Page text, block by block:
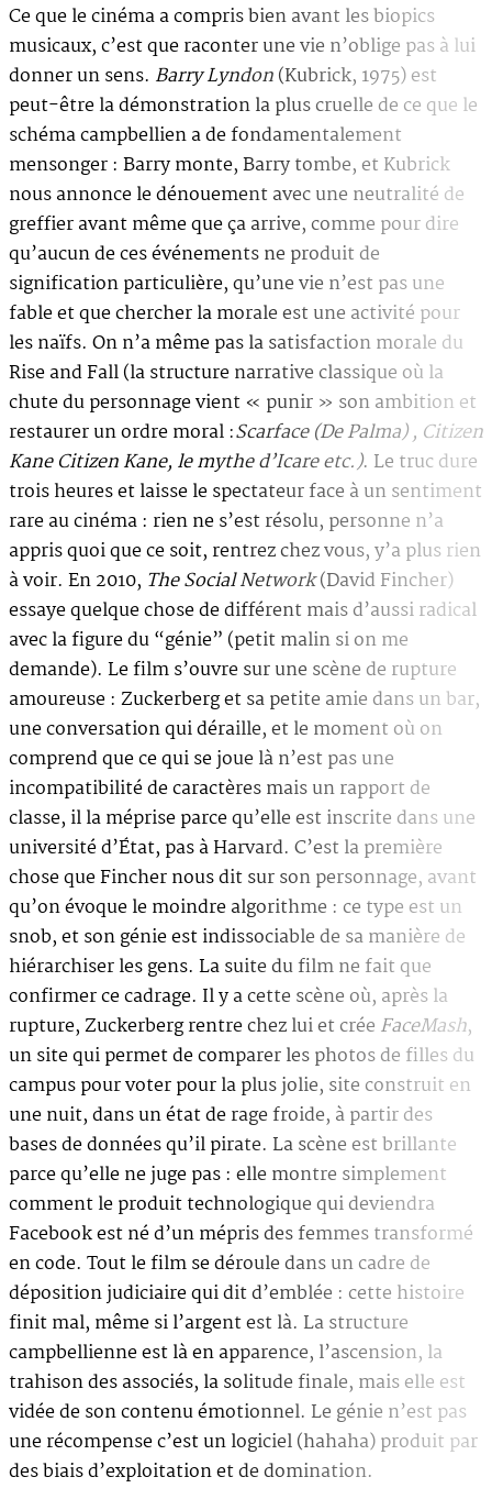
Ce que le cinéma a compris bien avant les biopics
musicaux, c’est que raconter une vie n’oblige pas à lui
donner un sens. Barry Lyndon(Kubrick, 1975) est
peut-être la démonstration la plus cruelle de ce que le
schéma campbellien a de fondamentalement
mensonger : Barry monte, Barry tombe, et Kubrick
nous annonce le dénouement avec une neutralité de
greffier avant même que ça arrive, comme pour dire
qu’aucun de ces événements ne produit de
signification particulière, qu’une vie n’est pas une
fable et que chercher la morale est une activité pour
les naïfs. On n’a même pas la satisfaction morale du
Rise and Fall (la structure narrative classique où la
chute du personnage vient « punir » son ambition et
restaurer un ordre moral :Scarface (De Palma) , Citizen
Kane Citizen Kane, le mythe d’Icare etc.). Le truc dure
trois heures et laisse le spectateur face à un sentiment
rare au cinéma : rien ne s’est résolu, personne n’a
appris quoi que ce soit, rentrez chez vous, y’a plus rien
à voir. En 2010, The Social Network(David Fincher)
essaye quelque chose de différent mais d’aussi radical
avec la figure du “génie” (petit malin si on me
demande). Le film s’ouvre sur une scène de rupture
amoureuse : Zuckerberg et sa petite amie dans un bar,
une conversation qui déraille, et le moment où on
comprend que ce qui se joue là n’est pas une
incompatibilité de caractères mais un rapport de
classe, il la méprise parce qu’elle est inscrite dans une
université d’État, pas à Harvard. C’est la première
chose que Fincher nous dit sur son personnage, avant
qu’on évoque le moindre algorithme : ce type est un
snob, et son génie est indissociable de sa manière de
hiérarchiser les gens. La suite du film ne fait que
confirmer ce cadrage. Il y a cette scène où, après la
rupture, Zuckerberg rentre chez lui et crée FaceMash,
un site qui permet de comparer les photos de filles du
campus pour voter pour la plus jolie, site construit en
une nuit, dans un état de rage froide, à partir des
bases de données qu’il pirate. La scène est brillante
parce qu’elle ne juge pas : elle montre simplement
comment le produit technologique qui deviendra
Facebook est né d’un mépris des femmes transformé
en code. Tout le film se déroule dans un cadre de
déposition judiciaire qui dit d’emblée : cette histoire
finit mal, même si l’argent est là. La structure
campbellienne est là en apparence, l’ascension, la
trahison des associés, la solitude finale, mais elle est
vidée de son contenu émotionnel. Le génie n’est pas
une récompense c’est un logiciel (hahaha) produit par
des biais d’exploitation et de domination.